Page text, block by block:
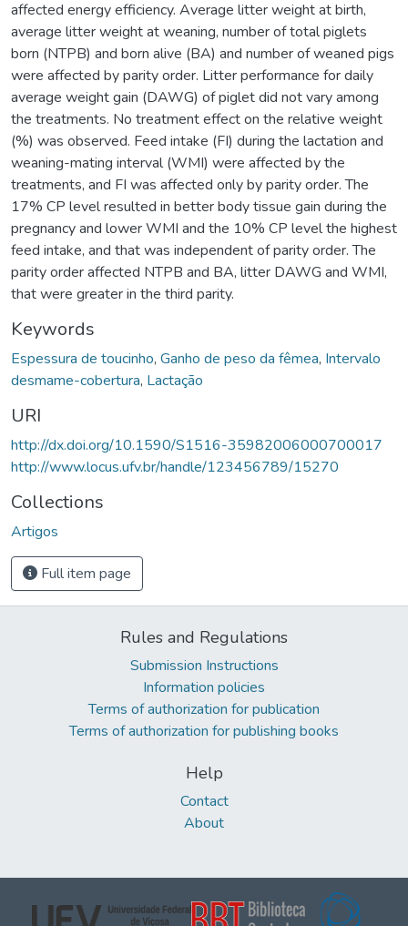
affected energy efficiency. Average litter weight at birth,
average litter weight at weaning, number of total piglets
born (NTPB) and born alive (BA) and number of weaned pigs
were affected by parity order. Litter performance for daily
average weight gain (DAWG) of piglet did not vary among
the treatments. No treatment effect on the relative weight
(%) was observed. Feed intake (FI) during the lactation and
weaning-mating interval (WMI) were affected by the
treatments, and FI was affected only by parity order. The
17% CP level resulted in better body tissue gain during the
pregnancy and lower WMI and the 10% CP level the highest
feed intake, and that was independent of parity order. The
parity order affected NTPB and BA, litter DAWG and WMI,
that were greater in the third parity.
Keywords
Espessura de toucinho, Ganho de peso da fêmea, Intervalo
desmame-cobertura, Lactação
URI
http://dx.doi.org/10.1590/S1516-35982006000700017
http://www.locus.ufv.br/handle/123456789/15270
Collections
Artigos
Full item page
Rules and Regulations
Submission Instructions
Information policies
Terms of authorization for publication
Terms of authorization for publishing books
Help
Contact
About